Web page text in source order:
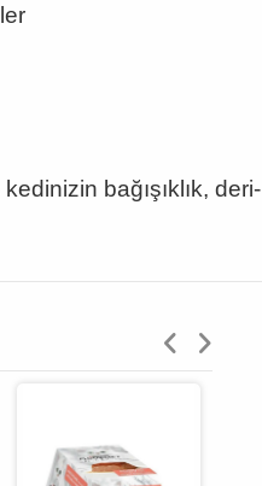
bağışıklık, deri-